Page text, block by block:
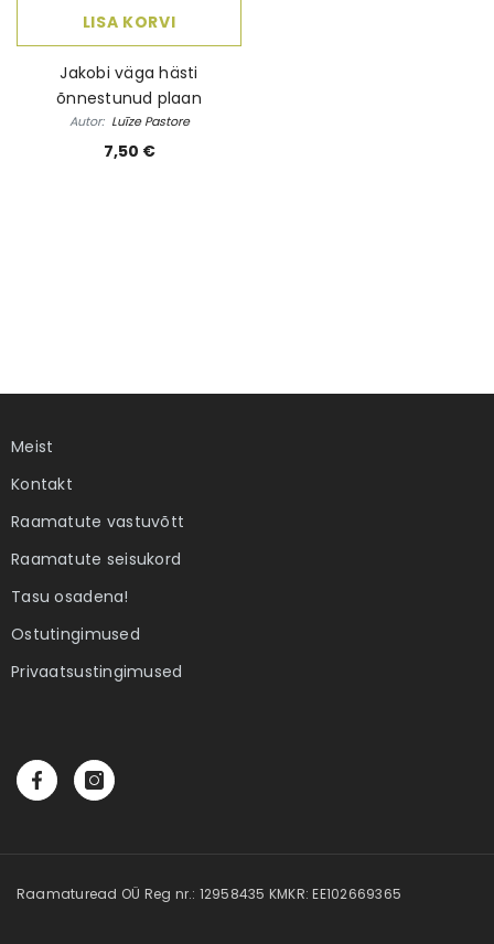
LISA KORVI
Jakobi väga hästi
õnnestunud plaan
Autor: Luīze Pastore
7,50 €
Meist
Kontakt
Raamatute vastuvõtt
Raamatute seisukord
Tasu osadena!
Ostutingimused
Privaatsustingimused
Raamaturead OÜ Reg nr.: 12958435 KMKR: EE102669365